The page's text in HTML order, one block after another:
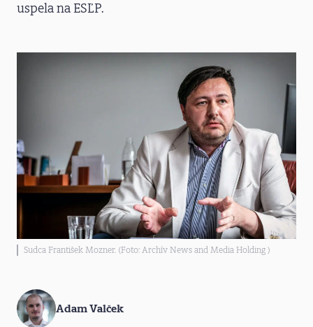
uspela na ESĽP.
Sudca František Mozner. (Foto: Archív News and Media Holding )
Adam Valček